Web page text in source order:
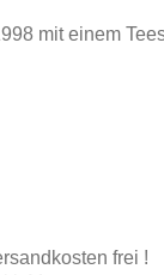
mit einem
frei !